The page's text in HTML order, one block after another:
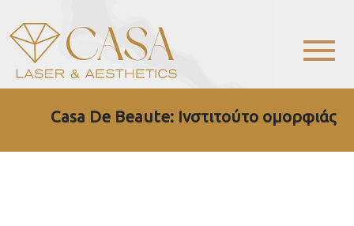
Casa De Beaute: Ινστιτούτο ομορφιάς